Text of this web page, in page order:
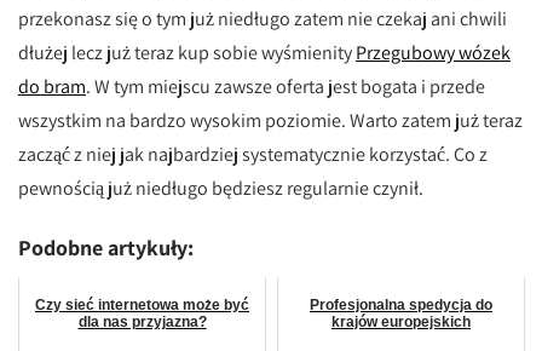
przekonasz się o tym już niedługo zatem nie czekaj ani chwili
dłużej lecz już teraz kup sobie wyśmienityPrzegubowy wózek
do bram. W tym miejscu zawsze oferta jest bogata i przede
wszystkim na bardzo wysokim poziomie. Warto zatem już teraz
zacząć z niej jak najbardziej systematycznie korzystać. Co z
pewnością już niedługo będziesz regularnie czynił.
Podobne artykuły:
Czy sieć internetowa może być
dla nas przyjazna?
Profesjonalna spedycja do
krajów europejskich